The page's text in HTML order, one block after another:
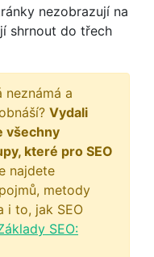
nezobrazují na
shrnout do třech
neznámá a
Vydali
všechny
které pro SEO
najdete
metody
i to, jak SEO
SEO: